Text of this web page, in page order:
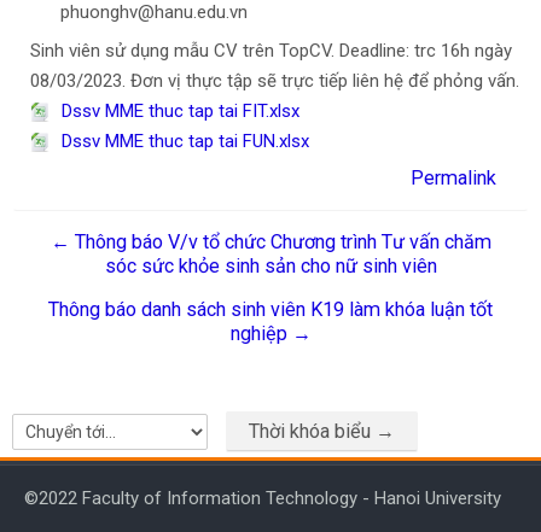
phuonghv@hanu.edu.vn
Sinh viên sử dụng mẫu CV trên TopCV. Deadline: trc 16h ngày
08/03/2023. Đơn vị thực tập sẽ trực tiếp liên hệ để phỏng vấn.
Dssv MME thuc tap tai FIT.xlsx
Dssv MME thuc tap tai FUN.xlsx
Permalink
← Thông báo V/v tổ chức Chương trình Tư vấn chăm
sóc sức khỏe sinh sản cho nữ sinh viên
Thông báo danh sách sinh viên K19 làm khóa luận tốt
nghiệp →
Chuyển tới... Thời khóa biểu →
©2022 Faculty of Information Technology - Hanoi University